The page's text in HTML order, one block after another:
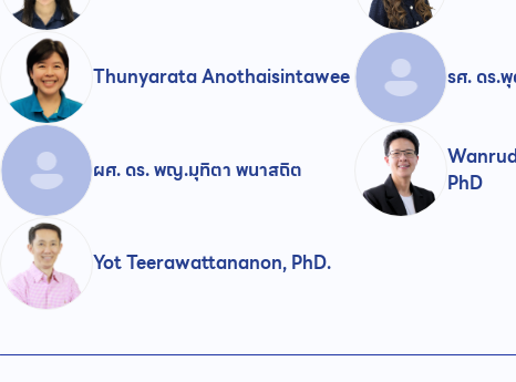
Thunyarata Anothaisintawee รศ. ดร.
ผศ. ดร. พญ.มุทิตา พนาสถิต
PhD
Yot Teerawattananon, PhD.